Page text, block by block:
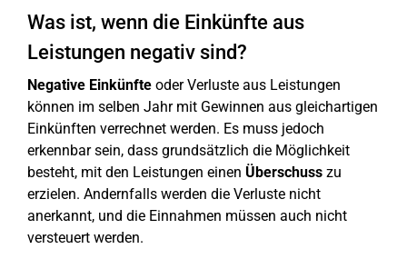
Was ist, wenn die Einkünfte aus
Leistungen negativ sind?
Negative Einkünfte oder Verluste aus Leistungen
können im selben Jahr mit Gewinnen aus gleichartigen
Einkünften verrechnet werden. Es muss jedoch
erkennbar sein, dass grundsätzlich die Möglichkeit
besteht, mit den Leistungen einen Überschuss zu
erzielen. Andernfalls werden die Verluste nicht
anerkannt, und die Einnahmen müssen auch nicht
versteuert werden.